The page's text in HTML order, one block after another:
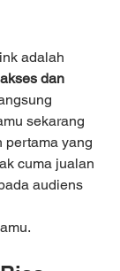
adalah
dan
sekarang
pertama yang
cuma jualan
audiens